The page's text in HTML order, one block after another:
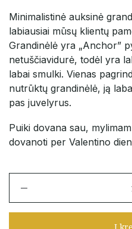
Minimalistinė auksinė
labiausiai mūsų klientų
Grandinėlė yra „Anchor”
netuščiavidurė, todėl yra
labai smulki. Vienas
nutrūktų grandinėlė, ją
pas juvelyrus.
Puiki dovana sau,
dovanoti per Valentino
Auksinė